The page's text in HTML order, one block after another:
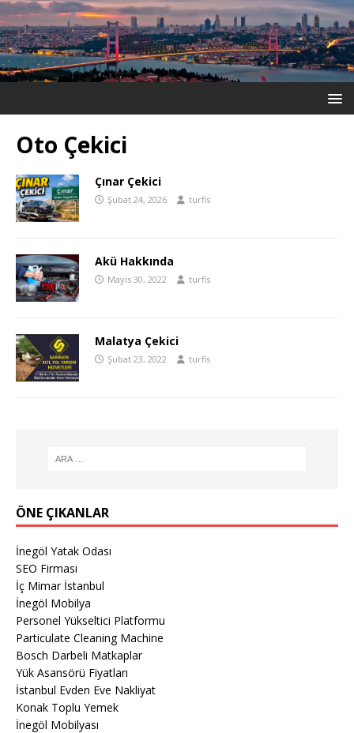
Oto Çekici
Çınar Çekici
Şubat 24, 2026 turfis
Akü Hakkında
Mayıs 30, 2022 turfis
Malatya Çekici
Şubat 23, 2022 turfis
ÖNE ÇIKANLAR
İnegöl Yatak Odası
SEO Firması
İç Mimar İstanbul
İnegöl Mobilya
Personel Yükseltici Platformu
Particulate Cleaning Machine
Bosch Darbeli Matkaplar
Yük Asansörü Fiyatları
İstanbul Evden Eve Nakliyat
Konak Toplu Yemek
İnegöl Mobilyası